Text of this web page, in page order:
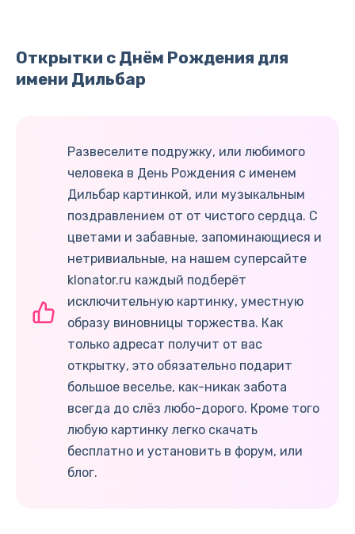
Открытки с Днём Рождения для
имени Дильбар
Развеселите подружку, или любимого
человека в День Рождения с именем
Дильбар картинкой, или музыкальным
поздравлением от от чистого сердца. С
цветами и забавные, запоминающиеся и
нетривиальные, на нашем суперсайте
klonator.ru каждый подберёт
исключительную картинку, уместную
образу виновницы торжества. Как
только адресат получит от вас
открытку, это обязательно подарит
большое веселье, как-никак забота
всегда до слёз любо-дорого. Кроме того
любую картинку легко скачать
бесплатно и установить в форум, или
блог.